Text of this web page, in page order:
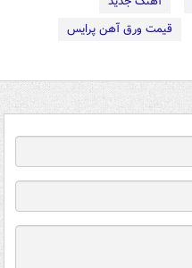
قیمت ورق آهن پرایس